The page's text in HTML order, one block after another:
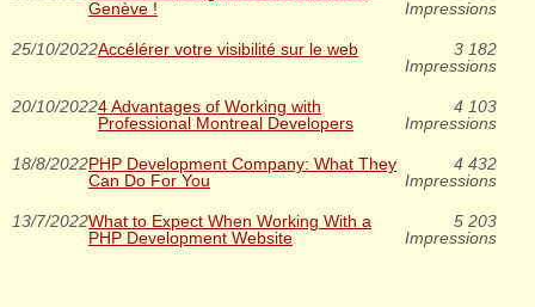
Genève !
Impressions
25/10/2022Accélérer votre visibilité sur le web
3 182
Impressions
20/10/20224 Advantages of Working with
Professional Montreal Developers
4 103
Impressions
18/8/2022PHP Development Company: What They
Can Do For You
4 432
Impressions
13/7/2022What to Expect When Working With a
PHP Development Website
5 203
Impressions